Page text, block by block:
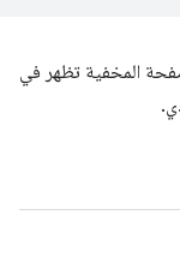
المخفية تظهر في